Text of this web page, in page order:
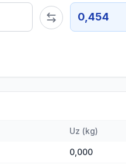
0,454
Uz (kg)
0,000